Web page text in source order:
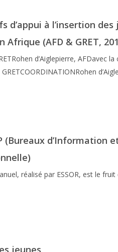
d’appui à l’insertion des
(AFD & GRET,
d’Aiglepierre, AFDavec
(Bureaux d’Information
réalisé par ESSOR, est le